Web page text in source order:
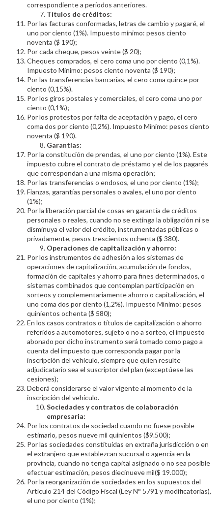
correspondiente a períodos anteriores.
Títulos de créditos:
Por las facturas conformadas, letras de cambio y pagaré, el
uno por ciento (1%). Impuesto mínimo: pesos ciento
noventa ($ 190);
Por cada cheque, pesos veinte ($ 20);
Cheques comprados, el cero coma uno por ciento (0,1%).
Impuesto Mínimo: pesos ciento noventa ($ 190);
Por las transferencias bancarias, el cero coma quince por
ciento (0,15%).
Por los giros postales y comerciales, el cero coma uno por
ciento (0,1%);
Por los protestos por falta de aceptación y pago, el cero
coma dos por ciento (0,2%). Impuesto Mínimo: pesos ciento
noventa ($ 190).
Garantías:
Por la constitución de prendas, el uno por ciento (1%). Este
impuesto cubre el contrato de préstamo y el de los pagarés
que correspondan a una misma operación;
Por las transferencias o endosos, el uno por ciento (1%);
Fianzas, garantías personales o avales, el uno por ciento
(1%);
Por la liberación parcial de cosas en garantía de créditos
personales o reales, cuando no se extinga la obligación ni se
disminuya el valor del crédito, instrumentadas públicas o
privadamente, pesos trescientos ochenta ($ 380).
Operaciones de capitalización y ahorro:
Por los instrumentos de adhesión a los sistemas de
operaciones de capitalización, acumulación de fondos,
formación de capitales y ahorro para fines determinados, o
sistemas combinados que contemplan participación en
sorteos y complementariamente ahorro o capitalización, el
uno coma dos por ciento (1,2%). Impuesto Mínimo: pesos
quinientos ochenta ($ 580);
En los casos contratos o títulos de capitalización o ahorro
referidos a automotores, sujeto o no a sorteo, el impuesto
abonado por dicho instrumento será tomado como pago a
cuenta del impuesto que corresponda pagar por la
inscripción del vehículo, siempre que quien resulte
adjudicatario sea el suscriptor del plan (exceptúese las
cesiones);
Deberá considerarse el valor vigente al momento de la
inscripción del vehículo.
Sociedades y contratos de colaboración
empresaria:
Por los contratos de sociedad cuando no fuese posible
estimarlo, pesos nueve mil quinientos ($9.500);
Por las sociedades constituidas en extraña jurisdicción o en
el extranjero que establezcan sucursal o agencia en la
provincia, cuando no tenga capital asignado o no sea posible
efectuar estimación, pesos diecinueve mil($ 19.000);
Por la reorganización de sociedades en los supuestos del
Artículo 214 del Código Fiscal (Ley N° 5791 y modificatorias),
el uno por ciento (1%);